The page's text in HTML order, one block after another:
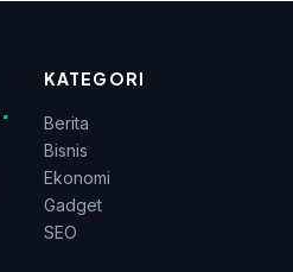
.
KATEGORI
Berita
Bisnis
Ekonomi
Gadget
SEO